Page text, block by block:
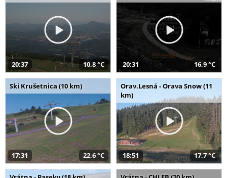
20:37 10,8 °C 20:31 16,9 °C
Ski Krušetnica (10 km)
17:31 22,6 °C
Orav.Lesná - Orava Snow (11
km)
18:51 17,7 °C